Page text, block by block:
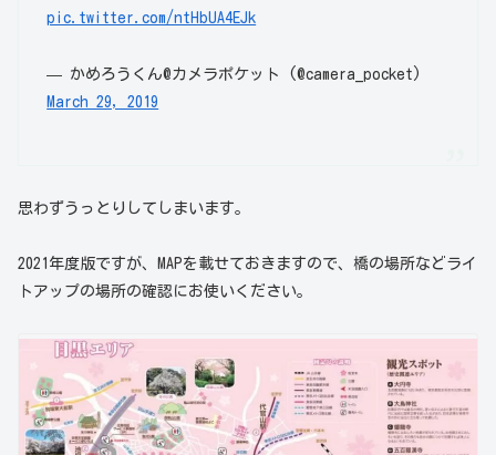
pic.twitter.com/ntHbUA4EJk
— かめろうくん@カメラポケット (@camera_pocket)
March 29, 2019
思わずうっとりしてしまいます。
2021年度版ですが、MAPを載せておきますので、橋の場所などライ
トアップの場所の確認にお使いください。